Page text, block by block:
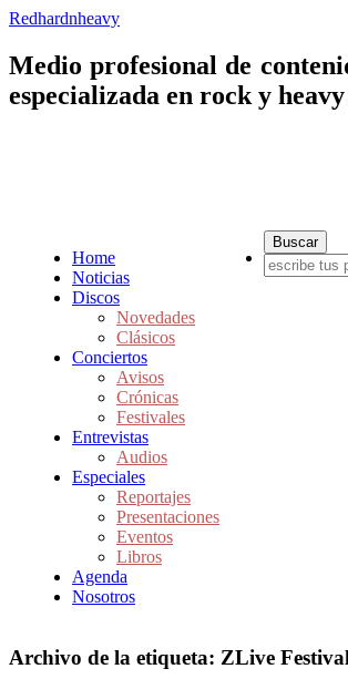
Redhardnheavy
Medio profesional de
especializada en rock y
Home
Noticias
Discos
Novedades
Clásicos
Conciertos
Avisos
Crónicas
Festivales
Entrevistas
Audios
Especiales
Reportajes
Presentaciones
Eventos
Libros
Agenda
Nosotros
Archivo de la etiqueta: ZLive Festival